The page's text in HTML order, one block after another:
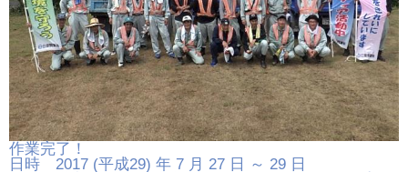
作業完了！
日時 2017 (平成29) 年 7 月 27 日 ～ 29 日